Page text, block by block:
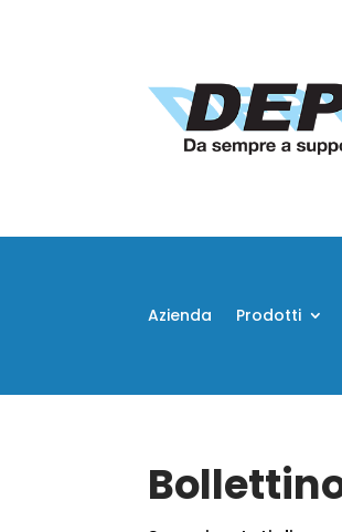
Azienda Prodotti